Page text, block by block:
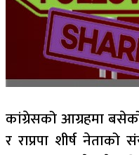
कांग्रेसको आग्रहमा
र राप्रपा शीर्ष